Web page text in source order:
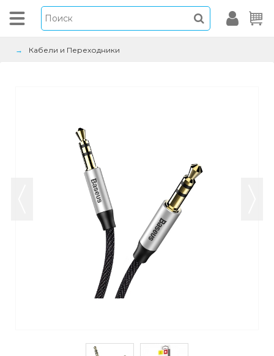
Кабели и Переходники